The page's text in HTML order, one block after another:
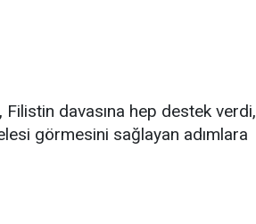
davasına hep destek verdi,
görmesini sağlayan adımlara